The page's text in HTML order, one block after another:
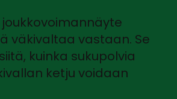
väkivaltaa vastaan. Se
kuinka sukupolvia
ketju voidaan